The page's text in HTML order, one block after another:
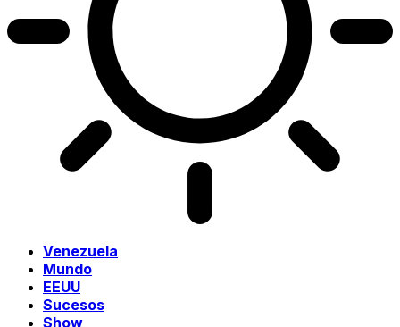
Venezuela
Mundo
EEUU
Sucesos
Show